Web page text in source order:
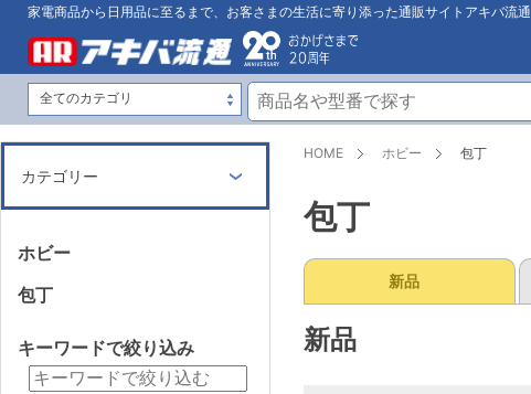
家電商品から日用品に至るまで、お客さまの生活に寄り添った通販サイトアキバ流通
HOME ホビー 包丁
包丁
新品
新品
カテゴリー
ホビー
包丁
キーワードで絞り込み